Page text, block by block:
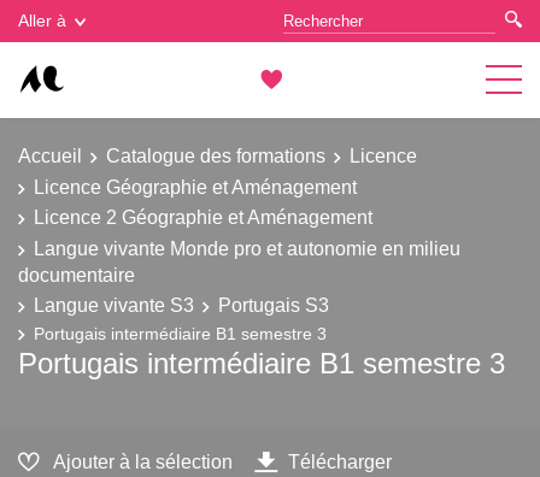
Aller à
Accueil Catalogue des formations
Licence
Licence Géographie et Aménagement
Licence 2 Géographie et Aménagement
Langue vivante Monde pro et autonomie en milieu
documentaire
Langue vivante S3
Portugais S3
Portugais intermédiaire B1 semestre 3
Portugais intermédiaire B1 semestre 3
Ajouter à la sélection Télécharger
Gestion des cookies